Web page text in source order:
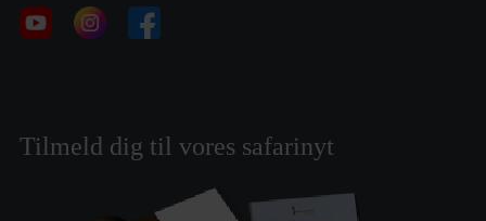
Tilmeld dig til vores safarinyt